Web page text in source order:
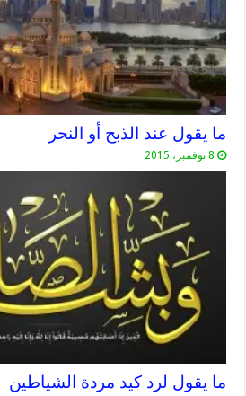
ما يقول عند الذبح أو النحر
8 نوفمبر، 2015
ما يقول لرد كيد مردة الشياطين